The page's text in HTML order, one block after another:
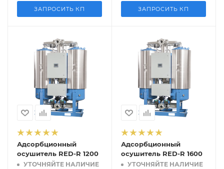
ЗАПРОСИТЬ КП ЗАПРОСИТЬ КП
Адсорбционный
осушитель RED-R 1200
УТОЧНЯЙТЕ НАЛИЧИЕ
Адсорбционный
осушитель RED-R 1600
УТОЧНЯЙТЕ НАЛИЧИЕ